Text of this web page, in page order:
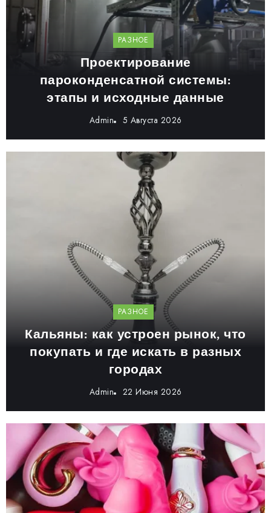
РАЗНОЕ
Проектирование
пароконденсатной системы:
этапы и исходные данные
Admin 5 Августа 2026
РАЗНОЕ
Кальяны: как устроен рынок, что
покупать и где искать в разных
городах
Admin 22 Июня 2026